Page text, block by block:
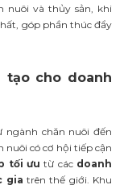
nuôi và thủy sản, khi
góp phần thúc đẩy
tạo cho doanh
ngành chăn nuôi đến
nuôi có cơ hội tiếp cận
tối ưutừ các doanh
gia trên thế giới. Khu